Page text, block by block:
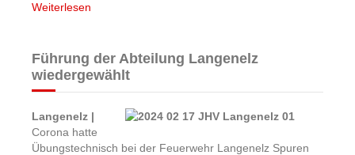
Weiterlesen
Führung der Abteilung Langenelz
wiedergewählt
Langenelz |
Corona hatte
Übungstechnisch bei der Feuerwehr Langenelz Spuren